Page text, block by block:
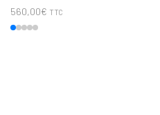
560,00€ TTC